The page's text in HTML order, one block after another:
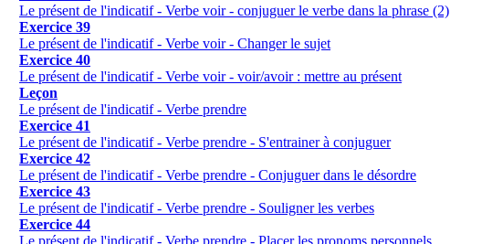
Le présent de l'indicatif - Verbe voir - conjuguer le verbe dans la phrase (2)
Exercice 39
Le présent de l'indicatif - Verbe voir - Changer le sujet
Exercice 40
Le présent de l'indicatif - Verbe voir - voir/avoir : mettre au présent
Leçon
Le présent de l'indicatif - Verbe prendre
Exercice 41
Le présent de l'indicatif - Verbe prendre - S'entrainer à conjuguer
Exercice 42
Le présent de l'indicatif - Verbe prendre - Conjuguer dans le désordre
Exercice 43
Le présent de l'indicatif - Verbe prendre - Souligner les verbes
Exercice 44
Le présent de l'indicatif - Verbe prendre - Placer les pronoms personnels